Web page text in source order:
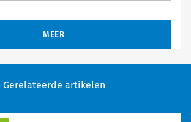
MEER
Gerelateerde artikelen